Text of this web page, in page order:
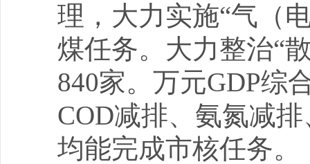
理，大力实施“气（
煤任务。大力整治“
840家。万元GDP综
COD减排、氨氮减
均能完成市核任务。